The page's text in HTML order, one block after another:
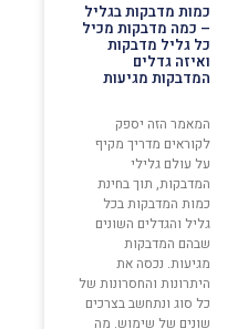
כמות מדבקות בגליל
– כמה מדבקות מכיל
כל גליל מדבקות
ואיזה גדלים
המדבקות מגיעות
המאמר הזה יספק
לקוראים מדריך מקיף
על עולם גלילי
המדבקות, תוך בחינת
כמות המדבקות בכל
גליל והגדלים השונים
שבהם המדבקות
מגיעות. נכסה את
היתרונות והחסרונות של
כל סוג ונתחשב בצרכים
שונים של שימוש. מה